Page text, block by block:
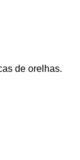
de orelhas.